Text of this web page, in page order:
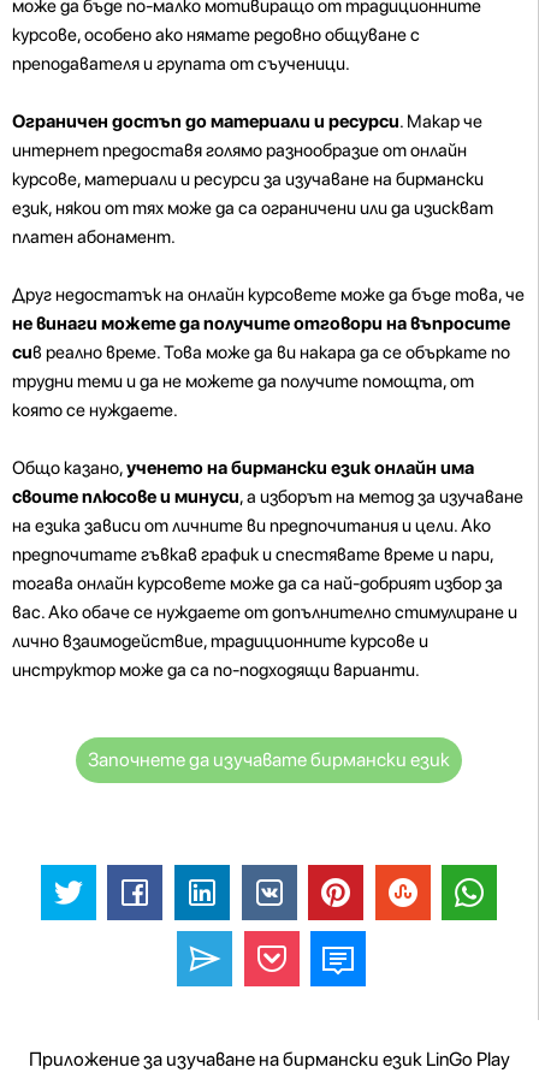
може да бъде по-малко мотивиращо от традиционните
курсове, особено ако нямате редовно общуване с
преподавателя и групата от съученици.
Ограничен достъп до материали и ресурси. Макар че
интернет предоставя голямо разнообразие от онлайн
курсове, материали и ресурси за изучаване на бирмански
език, някои от тях може да са ограничени или да изискват
платен абонамент.
Друг недостатък на онлайн курсовете може да бъде това, че
не винаги можете да получите отговори на въпросите
сив реално време. Това може да ви накара да се объркате по
трудни теми и да не можете да получите помощта, от
която се нуждаете.
Общо казано,ученето на бирмански език онлайн има
своите плюсове и минуси, а изборът на метод за изучаване
на езика зависи от личните ви предпочитания и цели. Ако
предпочитате гъвкав график и спестявате време и пари,
тогава онлайн курсовете може да са най-добрият избор за
вас. Ако обаче се нуждаете от допълнително стимулиране и
лично взаимодействие, традиционните курсове и
инструктор може да са по-подходящи варианти.
Започнете да изучавате бирмански език
Приложение за изучаване на бирмански език LinGo Play